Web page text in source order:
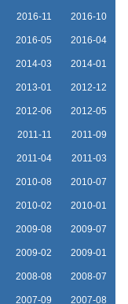
2016-11 2016-10
2016-05 2016-04
2014-03 2014-01
2013-01 2012-12
2012-06 2012-05
2011-11 2011-09
2011-04 2011-03
2010-08 2010-07
2010-02 2010-01
2009-08 2009-07
2009-02 2009-01
2008-08 2008-07
2007-09 2007-08